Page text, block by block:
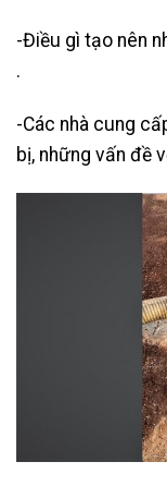
-Điều gì tạo nên
.
-Các nhà cung
bị, những vấn đề